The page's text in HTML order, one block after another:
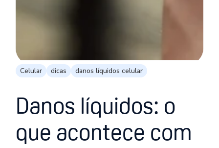
Celular dicas danos líquidos celular
Danos líquidos: o
que acontece com